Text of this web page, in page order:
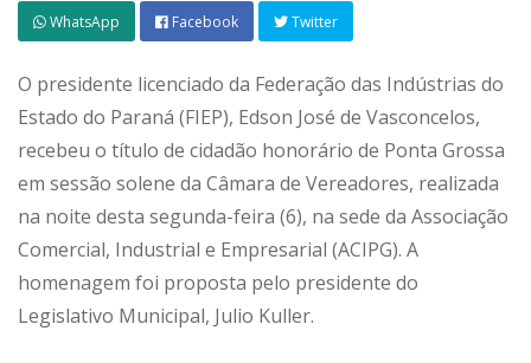
WhatsApp Facebook Twitter
O presidente licenciado da Federação das Indústrias do
Estado do Paraná (FIEP), Edson José de Vasconcelos,
recebeu o título de cidadão honorário de Ponta Grossa
em sessão solene da Câmara de Vereadores, realizada
na noite desta segunda-feira (6), na sede da Associação
Comercial, Industrial e Empresarial (ACIPG). A
homenagem foi proposta pelo presidente do
Legislativo Municipal, Julio Kuller.